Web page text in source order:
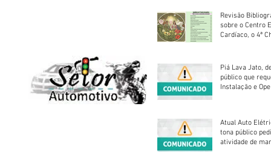
Revisão
sobre o Centro
Cardíaco, o 4ª
Piá Lava Jato,
público que
Instalação e
Atual Auto
tona público
atividade de